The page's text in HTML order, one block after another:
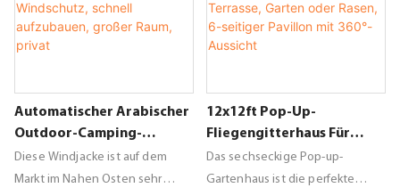
Teich vor unerwünschten Tieren
wie Vögeln und Reihern. Das
gegen Laub, Schmutz und
andere potenzielle Gefahren
und sorgt so für einen sicheren
und geschützten Teich.
vertrauen.
Automatischer Arabischer
Outdoor-Camping-
Windschutz, Schnell
Aufzubauen, Großer Raum,
Diese Windjacke ist auf dem
Markt im Nahen Osten sehr
12x12ft Pop-Up-
Fliegengitterhaus Für
Terrasse, Garten Oder
Rasen, 6-Seitiger Pavillon
Das sechseckige Pop-up-
Gartenhaus ist die perfekte